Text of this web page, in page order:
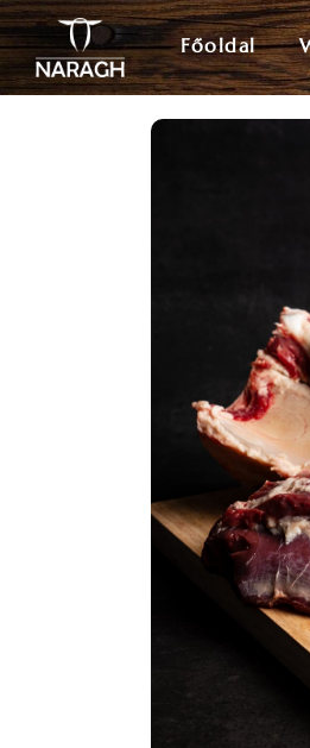
Főoldal